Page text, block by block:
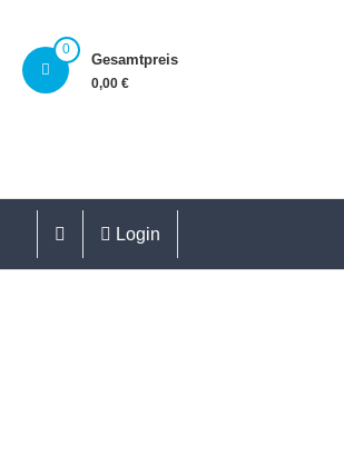
0
Gesamtpreis
0,00 €
Login